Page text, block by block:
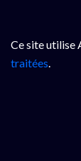
Ce site utilise
traitées.